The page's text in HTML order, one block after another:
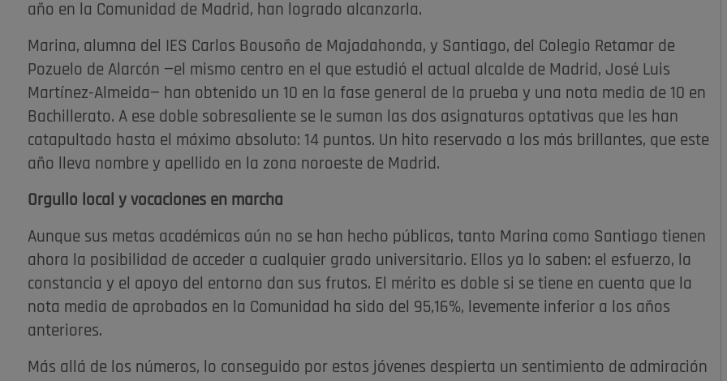
año en la Comunidad de Madrid, han logrado alcanzarla.
Marina, alumna del IES Carlos Bousoño de Majadahonda, y Santiago, del Colegio Retamar de
Pozuelo de Alarcón —el mismo centro en el que estudió el actual alcalde de Madrid, José Luis
Martínez-Almeida— han obtenido un 10 en la fase general de la prueba y una nota media de 10 en
Bachillerato. A ese doble sobresaliente se le suman las dos asignaturas optativas que les han
catapultado hasta el máximo absoluto: 14 puntos. Un hito reservado a los más brillantes, que este
año lleva nombre y apellido en la zona noroeste de Madrid.
Orgullo local y vocaciones en marcha
Aunque sus metas académicas aún no se han hecho públicas, tanto Marina como Santiago tienen
ahora la posibilidad de acceder a cualquier grado universitario. Ellos ya lo saben: el esfuerzo, la
constancia y el apoyo del entorno dan sus frutos. El mérito es doble si se tiene en cuenta que la
nota media de aprobados en la Comunidad ha sido del 95,16%, levemente inferior a los años
anteriores.
Más allá de los números, lo conseguido por estos jóvenes despierta un sentimiento de admiración